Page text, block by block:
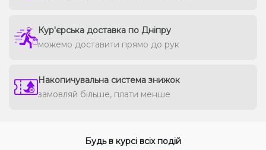
Кур'єрська доставка по Дніпру
можемо доставити прямо до рук
Накопичувальна система знижок
замовляй більше, плати менше
Будь в курсі всіх подій